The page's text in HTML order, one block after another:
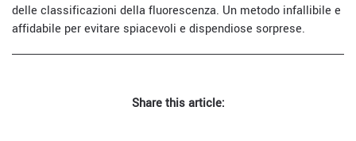
delle classificazioni della fluorescenza. Un metodo infallibile e
affidabile per evitare spiacevoli e dispendiose sorprese.
Share this article: